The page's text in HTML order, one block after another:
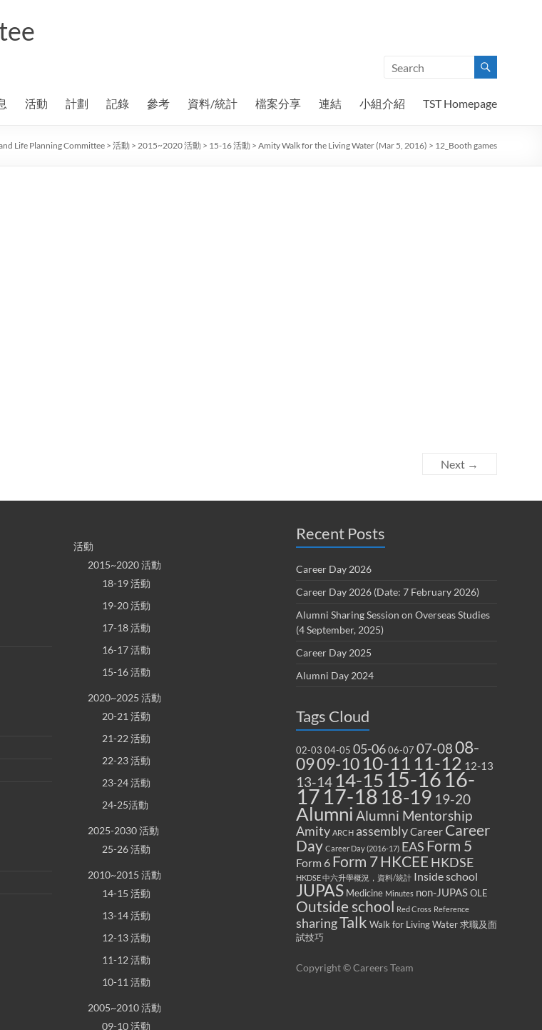
活動 計劃 記錄 參考 資料/統計 檔案分享 連結 小組介紹 TST Homepage
Life Planning Committee > 活動 > 2015~2020 活動 > 15-16 活動 > Amity Walk for the Living Water (Mar 5, 2016) > 12_Booth games
Next →
活動
2015~2020 活動
18-19 活動
19-20 活動
17-18 活動
16-17 活動
15-16 活動
2020~2025 活動
20-21 活動
21-22 活動
22-23 活動
23-24 活動
24-25活動
2025-2030 活動
25-26 活動
2010~2015 活動
14-15 活動
13-14 活動
12-13 活動
11-12 活動
10-11 活動
2005~2010 活動
09-10 活動
Recent Posts
Career Day 2026
Career Day 2026 (Date: 7 February 2026)
Alumni Sharing Session on Overseas Studies
(4 September, 2025)
Career Day 2025
Alumni Day 2024
Tags Cloud
02-03 04-05 05-0606-07 07-0808-
0909-10 10-11 11-12 12-13
13-14 14-15 15-16 16-
17 17-18 18-19 19-20
Alumni Alumni Mentorship
Amity ARCH assemblyCareer Career
Day Career Day (2016-17) EAS Form 5
Form 6 Form 7HKCEE HKDSE
HKDSE 中六升學概況，資料/統計 Inside school
JUPAS Medicine Minutes non-JUPASOLE
Outside school Red Cross Reference
sharingTalk Walk for Living Water求職及面
試技巧
Copyright © Careers Team